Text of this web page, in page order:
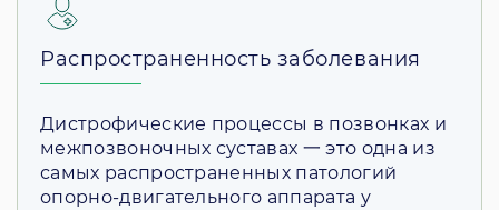
Распространенность заболевания
Дистрофические процессы в позвонках и
межпозвоночных суставах 一 это одна из
самых распространенных патологий
опорно-двигательного аппарата у